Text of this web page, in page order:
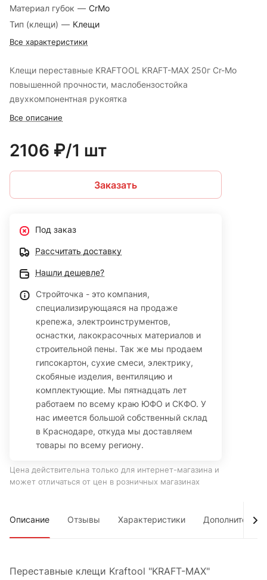
Материал губок — CrMo
Тип (клещи) — Клещи
Все характеристики
Клещи переставные KRAFTOOL KRAFT-MAX 250г Cr-Mo
повышенной прочности, маслобензостойка
двухкомпонентная рукоятка
Все описание
2106 ₽/1 шт
Заказать
Под заказ
Рассчитать доставку
Нашли дешевле?
Стройточка - это компания,
специализирующаяся на продаже
крепежа, электроинструментов,
оснастки, лакокрасочных материалов и
строительной пены. Так же мы продаем
гипсокартон, сухие смеси, электрику,
скобяные изделия, вентиляцию и
комплектующие. Мы пятнадцать лет
работаем по всему краю ЮФО и СКФО. У
нас имеется большой собственный склад
в Краснодаре, откуда мы доставляем
товары по всему региону.
Цена действительна только для интернет-магазина и
может отличаться от цен в розничных магазинах
Описание Отзывы Характеристики Дополнительно
Переставные клещи Kraftool "KRAFT-MAX"